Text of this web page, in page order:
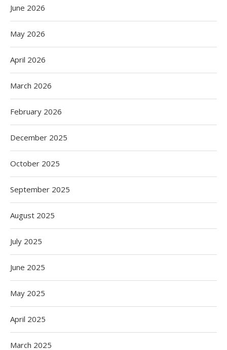
June 2026
May 2026
April 2026
March 2026
February 2026
December 2025
October 2025
September 2025
August 2025
July 2025
June 2025
May 2025
April 2025
March 2025